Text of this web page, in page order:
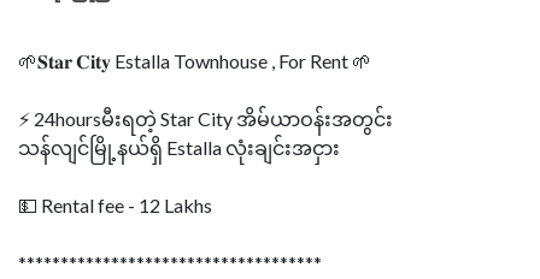
🌱𝐒𝐭𝐚𝐫 𝐂𝐢𝐭𝐲 Estalla Townhouse , For Rent 🌱
⚡ 24hoursမီးရတဲ့ Star City အိမ်ယာဝန်းအတွင်း
သန်လျင်မြို့နယ်ရှိ Estalla လုံးချင်းအငှား
💵 Rental fee - 12 Lakhs
************************************